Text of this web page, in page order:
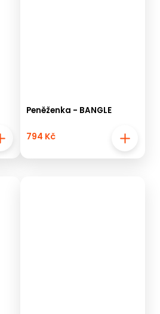
Peněženka - BANGLE
794 Kč